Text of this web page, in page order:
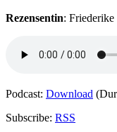
Rezensentin:
Podcast: Download
Subscribe: RSS